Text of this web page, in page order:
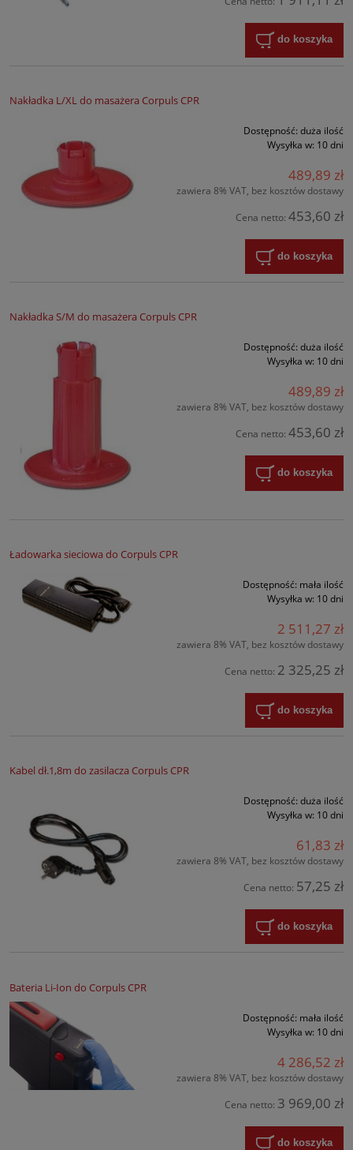
do koszyka
Nakładka L/XL do masażera Corpuls CPR
Dostępność: duża ilość
Wysyłka w: 10 dni
489,89 zł
zawiera 8% VAT, bez kosztów dostawy
Cena netto: 453,60 zł
do koszyka
Nakładka S/M do masażera Corpuls CPR
Dostępność: duża ilość
Wysyłka w: 10 dni
489,89 zł
zawiera 8% VAT, bez kosztów dostawy
Cena netto: 453,60 zł
do koszyka
Ładowarka sieciowa do Corpuls CPR
Dostępność: mała ilość
Wysyłka w: 10 dni
2 511,27 zł
zawiera 8% VAT, bez kosztów dostawy
Cena netto: 2 325,25 zł
do koszyka
Kabel dł.1,8m do zasilacza Corpuls CPR
Dostępność: duża ilość
Wysyłka w: 10 dni
61,83 zł
zawiera 8% VAT, bez kosztów dostawy
Cena netto: 57,25 zł
do koszyka
Bateria Li-Ion do Corpuls CPR
Dostępność: mała ilość
Wysyłka w: 10 dni
4 286,52 zł
zawiera 8% VAT, bez kosztów dostawy
Cena netto: 3 969,00 zł
do koszyka